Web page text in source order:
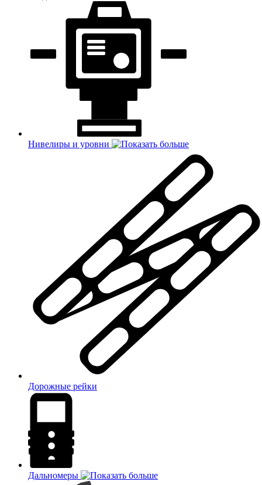
Нивелиры и уровни
Дорожные рейки
Дальномеры